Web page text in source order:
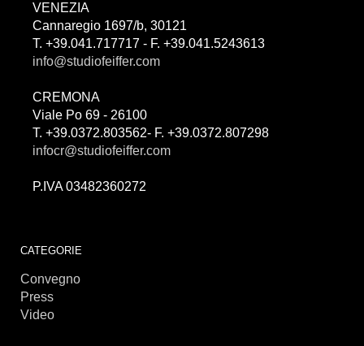
VENEZIA
Cannaregio 1697/b, 30121
T. +39.041.717717 - F. +39.041.5243613
info@studiofeiffer.com
CREMONA
Viale Po 69 - 26100
T. +39.0372.803562- F. +39.0372.807298
infocr@studiofeiffer.com
P.IVA 03482360272
CATEGORIE
Convegno
Press
Video